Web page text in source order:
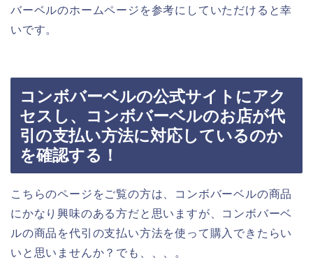
バーベルのホームページを参考にしていただけると幸
いです。
コンボバーベルの公式サイトにアク
セスし、コンボバーベルのお店が代
引の支払い方法に対応しているのか
を確認する！
こちらのページをご覧の方は、コンボバーベルの商品
にかなり興味のある方だと思いますが、コンボバーベ
ルの商品を代引の支払い方法を使って購入できたらい
いと思いませんか？でも、、、。